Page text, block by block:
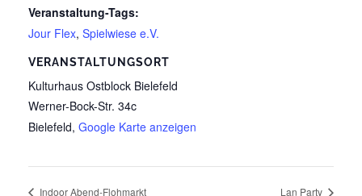
Veranstaltung-Tags:
Jour Flex, Spielwiese e.V.
VERANSTALTUNGSORT
Kulturhaus Ostblock Bielefeld
Werner-Bock-Str. 34c
Bielefeld, Google Karte anzeigen
Indoor Abend-Flohmarkt Lan Party